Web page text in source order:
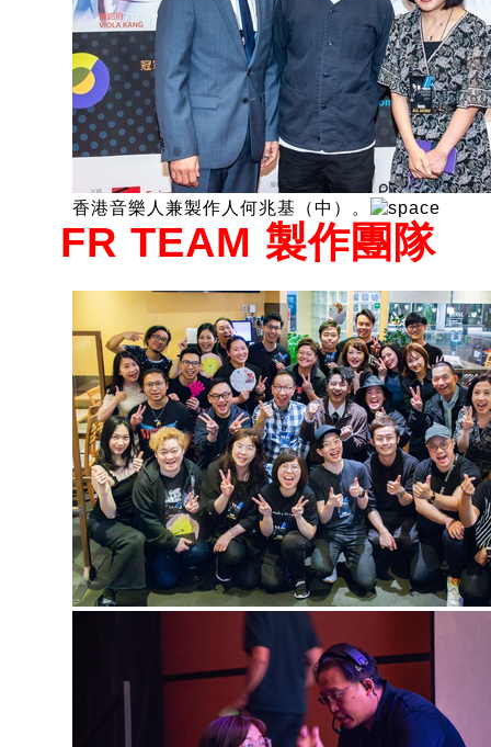
香港音樂人兼製作人何兆基（中）。
FR TEAM 製作團隊